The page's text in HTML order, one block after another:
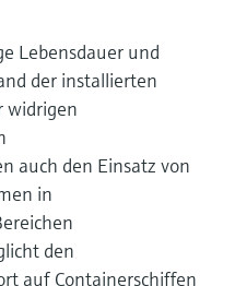
Lebensdauer und
der installierten
widrigen
auch den Einsatz von
in
den
auf Containerschiffen